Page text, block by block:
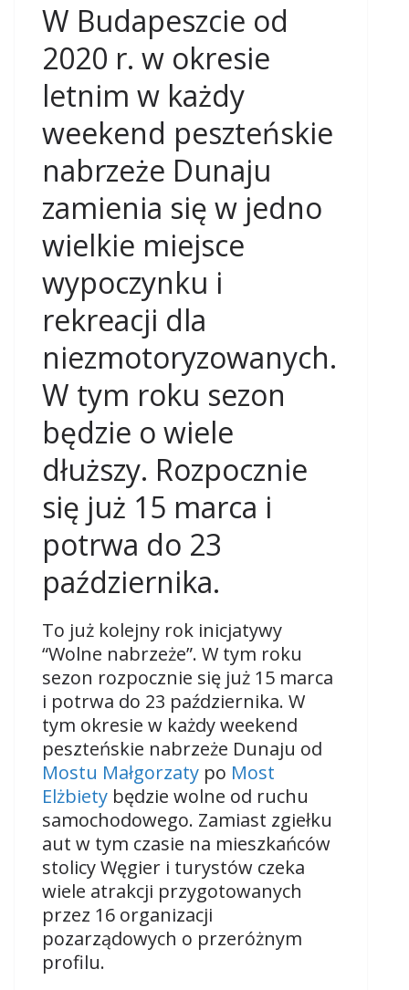
W Budapeszcie od
2020 r. w okresie
letnim w każdy
weekend peszteńskie
nabrzeże Dunaju
zamienia się w jedno
wielkie miejsce
wypoczynku i
rekreacji dla
niezmotoryzowanych.
W tym roku sezon
będzie o wiele
dłuższy. Rozpocznie
się już 15 marca i
potrwa do 23
października.
To już kolejny rok inicjatywy
“Wolne nabrzeże”. W tym roku
sezon rozpocznie się już 15 marca
i potrwa do 23 października. W
tym okresie w każdy weekend
peszteńskie nabrzeże Dunaju od
Mostu Małgorzaty po Most
Elżbiety będzie wolne od ruchu
samochodowego. Zamiast zgiełku
aut w tym czasie na mieszkańców
stolicy Węgier i turystów czeka
wiele atrakcji przygotowanych
przez 16 organizacji
pozarządowych o przeróżnym
profilu.